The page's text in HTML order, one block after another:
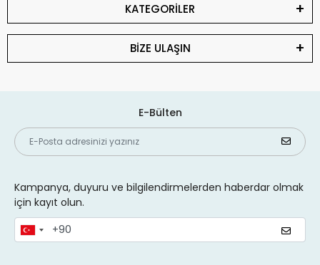
KATEGORİLER
BİZE ULAŞIN
E-Bülten
Kampanya, duyuru ve bilgilendirmelerden haberdar olmak
için kayıt olun.